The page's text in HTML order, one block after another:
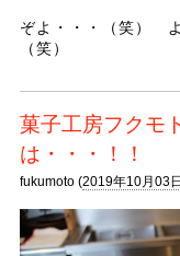
ぞよ・・・（笑）
（笑）
菓子工房フクモ
は・・・！！
fukumoto (2019年10月03